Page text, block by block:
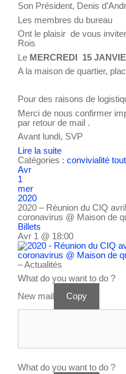
Son Président, Denis
Les membres du bureau
Ont le plaisir de vous
Rois
Le MERCREDI 15
A la maison de quartier,
Pour des raisons de
Merci de nous confirmer
par retour de mail .
Avant lundi, SVP
Lire la suite
Catégories : convivialité
Avr
1
mer
2020
2020 – Réunion du CIQ
coronavirus @ Maison de
Billets
Avr 1 @ 18:00
– Actualités
What do you want to do ?
New mail
Copy
What do you want to do ?